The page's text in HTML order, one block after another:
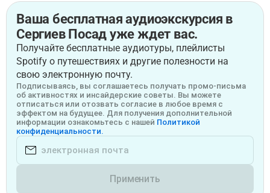
Ваша бесплатная аудиоэкскурсия в
Сергиев Посад уже ждет вас.
Получайте бесплатные аудиотуры, плейлисты
Spotify о путешествиях и другие полезности на
свою электронную почту.
Подписываясь, вы соглашаетесь получать промо-письма
об активностях и инсайдерские советы. Вы можете
отписаться или отозвать согласие в любое время с
эффектом на будущее. Для получения дополнительной
информации ознакомьтесь с нашей Политикой
конфиденциальности.
Применить